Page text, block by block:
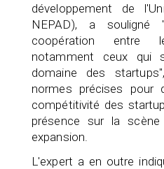
développement de
NEPAD), a
coopération entre
notamment ceux qui
domaine des
normes précises pour
compétitivité des
présence sur la
expansion.
L'expert a en outre